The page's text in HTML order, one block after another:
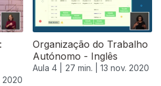
2020
Organização do Trabalho
Autónomo - Inglês
Aula 4 | 27 min. | 13 nov. 2020